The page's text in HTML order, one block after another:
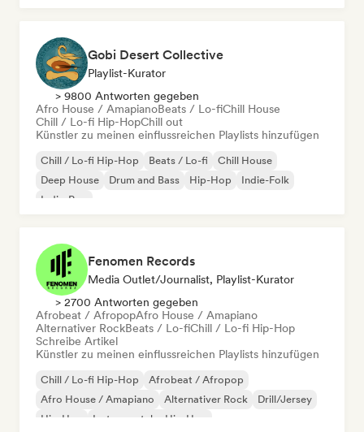
Gobi Desert Collective
Playlist-Kurator
> 9800 Antworten gegeben
Afro House / AmapianoBeats / Lo-fiChill House
Chill / Lo-fi Hip-HopChill out
Künstler zu meinen einflussreichen Playlists hinzufügen
Chill / Lo-fi Hip-Hop Beats / Lo-fi
Chill House
Deep House
Drum and Bass Hip-Hop
Indie-Folk
Indie-Pop
Fenomen Records
Media Outlet/Journalist, Playlist-Kurator
> 2700 Antworten gegeben
Afrobeat / AfropopAfro House / Amapiano
Alternativer RockBeats / Lo-fiChill / Lo-fi Hip-Hop
Schreibe Artikel
Künstler zu meinen einflussreichen Playlists hinzufügen
Chill / Lo-fi Hip-Hop
Afrobeat / Afropop
Afro House / Amapiano
Alternativer Rock
Drill/Jersey
Hip-Hop
Instrumentaler Hip-Hop